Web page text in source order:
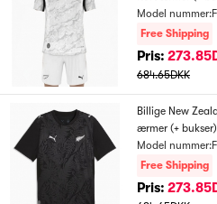
Model
Free Shipping
Pris:
684.65DKK
Billige New
ærmer (+ bukser)
Model
Free Shipping
Pris: